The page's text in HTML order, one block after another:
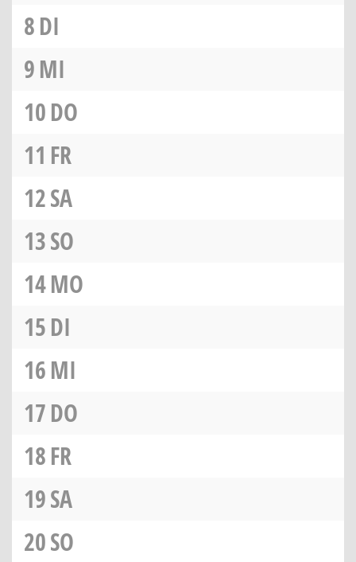
8DI
9MI
10DO
11 FR
12SA
13SO
14MO
15DI
16MI
17DO
18FR
19SA
20SO